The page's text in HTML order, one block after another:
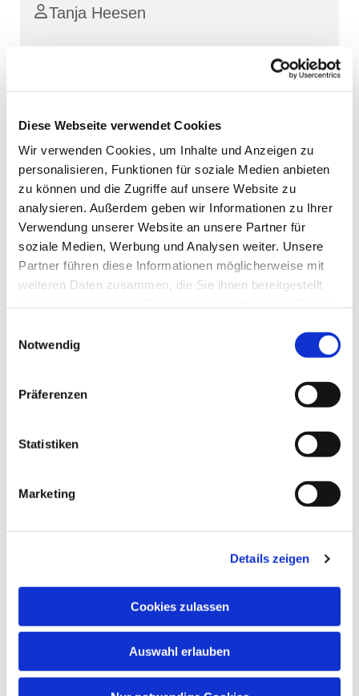
Diese Webseite verwendet Cookies
Wir verwenden Cookies, um Inhalte und Anzeigen zu
personalisieren, Funktionen für soziale Medien anbieten
zu können und die Zugriffe auf unsere Website zu
analysieren. Außerdem geben wir Informationen zu Ihrer
Verwendung unserer Website an unsere Partner für
soziale Medien, Werbung und Analysen weiter. Unsere
Partner führen diese Informationen möglicherweise mit
weiteren Daten zusammen, die Sie ihnen bereitgestellt
Notwendig
Präferenzen
Statistiken
Marketing
Details zeigen
Cookies zulassen
Auswahl erlauben
Tanja Heesen